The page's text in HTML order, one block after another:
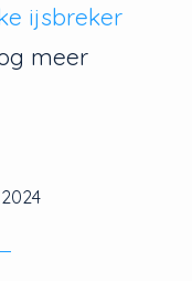
ijsbreker
meer